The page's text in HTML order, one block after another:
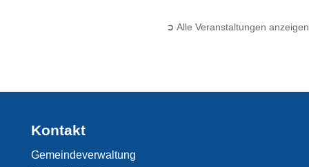
➲ Alle Veranstaltungen anzeigen
Kontakt
Gemeindeverwaltung